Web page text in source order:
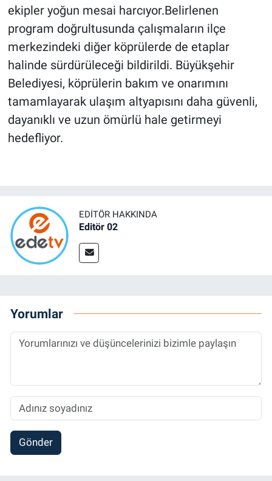
ekipler yoğun mesai harcıyor.Belirlenen
program doğrultusunda çalışmaların ilçe
merkezindeki diğer köprülerde de etaplar
halinde sürdürüleceği bildirildi. Büyükşehir
Belediyesi, köprülerin bakım ve onarımını
tamamlayarak ulaşım altyapısını daha güvenli,
dayanıklı ve uzun ömürlü hale getirmeyi
hedefliyor.
EDITÖR HAKKINDA
Editör 02
Yorumlar
Gönder